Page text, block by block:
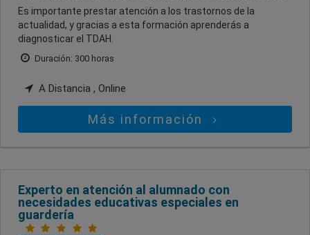
Es importante prestar atención a los trastornos de la
actualidad, y gracias a esta formación aprenderás a
diagnosticar el TDAH.
Duración: 300 horas
A Distancia , Online
Más información
Experto en atención al alumnado con
necesidades educativas especiales en
guardería